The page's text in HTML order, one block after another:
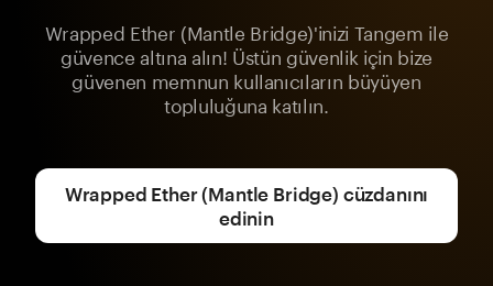
Wrapped Ether (Mantle Bridge)'inizi Tangem ile
güvence altına alın! Üstün güvenlik için bize
güvenen memnun kullanıcıların büyüyen
topluluğuna katılın.
Wrapped Ether (Mantle Bridge) cüzdanını
edinin